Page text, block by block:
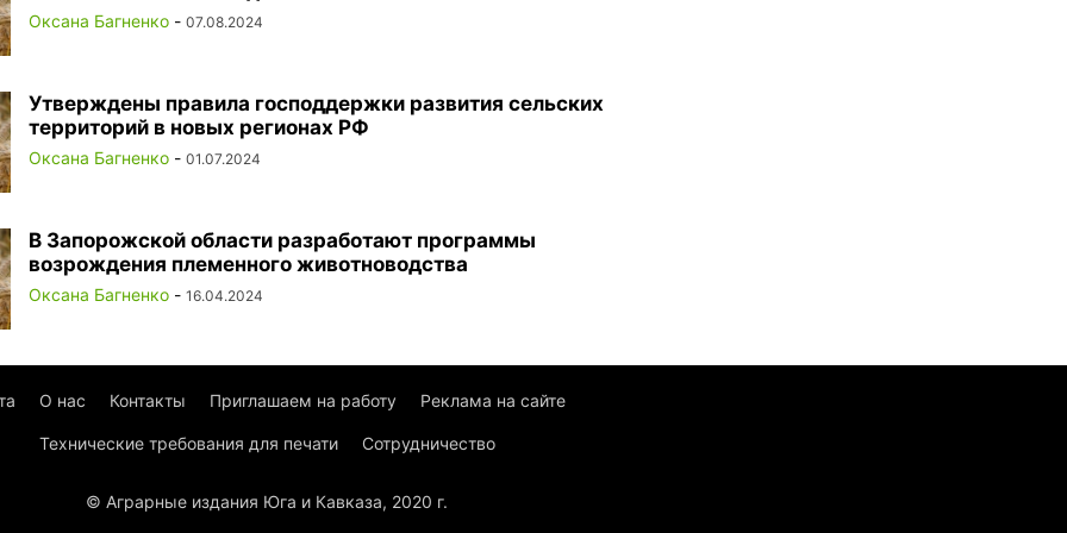
Оксана Багненко - 07.08.2024
Утверждены правила господдержки развития сельских
территорий в новых регионах РФ
Оксана Багненко - 01.07.2024
В Запорожской области разработают программы
возрождения племенного животноводства
Оксана Багненко - 16.04.2024
О нас Контакты Приглашаем на работу Реклама на сайте
Технические требования для печати Сотрудничество
© Аграрные издания Юга и Кавказа, 2020 г.